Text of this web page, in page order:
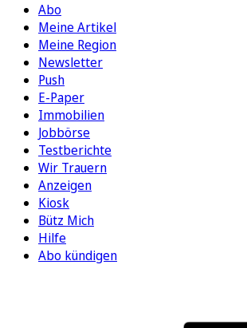
Abo
Meine Artikel
Meine Region
Newsletter
Push
E-Paper
Immobilien
Jobbörse
Testberichte
Wir Trauern
Anzeigen
Kiosk
Bütz Mich
Hilfe
Abo kündigen